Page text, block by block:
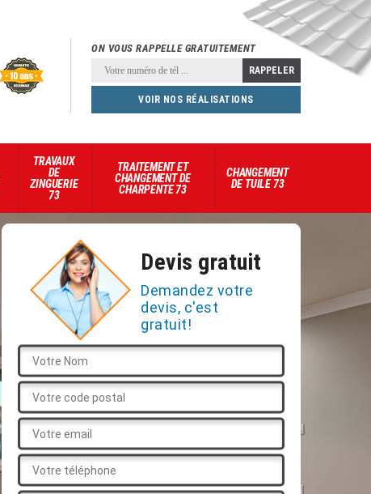
ON VOUS RAPPELLE GRATUITEMENT
VOIR NOS RÉALISATIONS
TRAVAUX
DE
ZINGUERIE
73
TRAITEMENT ET
CHANGEMENT DE
CHARPENTE 73
CHANGEMENT
DE TUILE 73
Devis gratuit
Demandez votre
devis, c'est
gratuit!